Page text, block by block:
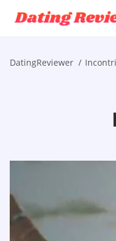
DatingReviewer